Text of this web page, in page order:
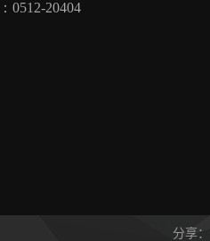
分享：